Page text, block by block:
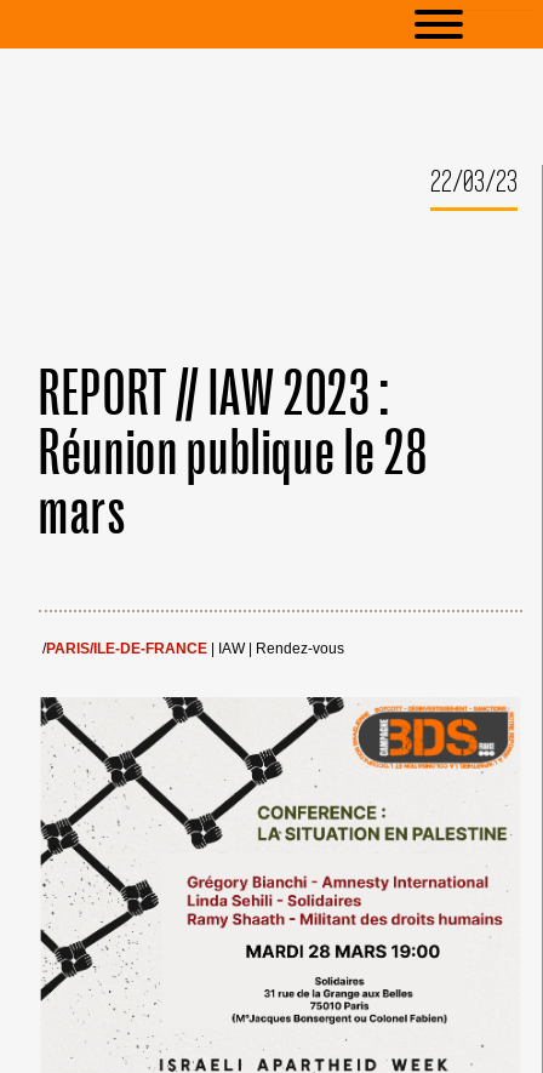
22/03/23
REPORT // IAW 2023 :
Réunion publique le 28
mars
/PARIS/ILE-DE-FRANCE IAW| Rendez-vous